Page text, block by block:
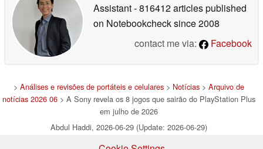
Assistant- 816412 articles published
on Notebookchecksince 2008
contact me via:
Facebook
> Análises e revisões de portáteis e celulares> Notícias> Arquivo de
notícias 2026 06> A Sony revela os 8 jogos que sairão do PlayStation Plus
em julho de 2026
Abdul Haddi, 2026-06-29 (Update: 2026-06-29)